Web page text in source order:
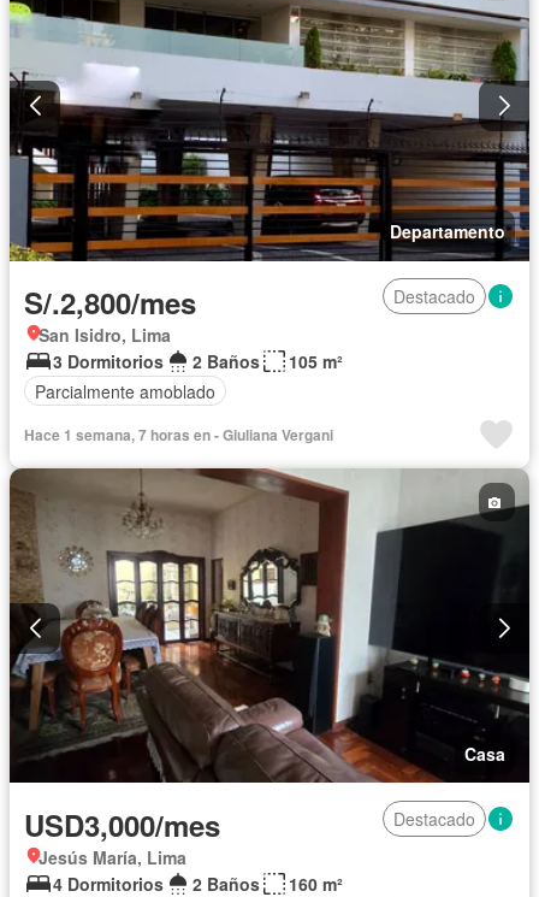
Departamento
S/.2,800/mes
Destacado
San Isidro, Lima
3 Dormitorios
2 Baños
105 m²
Parcialmente amoblado
Hace 1 semana, 7 horas en - Giuliana Vergani
Casa
USD3,000/mes
Destacado
Jesús María, Lima
4 Dormitorios
2 Baños
160 m²